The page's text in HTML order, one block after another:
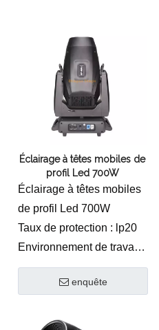
Éclairage à têtes mobiles de
profil Led 700W
Éclairage à têtes mobiles
de profil Led 700W
Taux de protection : lp20
Environnement de travail :
0-45 C
Taille du produit:
Taille du carton :
enquête